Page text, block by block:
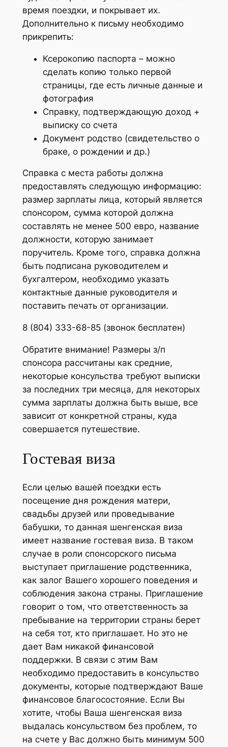
время поездки, и покрывает их.
Дополнительно к письму необходимо
прикрепить:
Ксерокопию паспорта – можно
сделать копию только первой
страницы, где есть личные данные и
фотография
Справку, подтверждающую доход +
выписку со счета
Документ родство (свидетельство о
браке, о рождении и др.)
Справка с места работы должна
предоставлять следующую информацию:
размер зарплаты лица, который является
спонсором, сумма которой должна
составлять не менее 500 евро, название
должности, которую занимает
поручитель. Кроме того, справка должна
быть подписана руководителем и
бухгалтером, необходимо указать
контактные данные руководителя и
поставить печать от организации.
8 (804) 333-68-85 (звонок бесплатен)
Обратите внимание! Размеры з/п
спонсора рассчитаны как средние,
некоторые консульства требуют выписки
за последних три месяца, для некоторых
сумма зарплаты должна быть выше, все
зависит от конкретной страны, куда
совершается путешествие.
Гостевая виза
Если целью вашей поездки есть
посещение дня рождения матери,
свадьбы друзей или проведывание
бабушки, то данная шенгенская виза
имеет название гостевая виза. В таком
случае в роли спонсорского письма
выступает приглашение родственника,
как залог Вашего хорошего поведения и
соблюдения закона страны. Приглашение
говорит о том, что ответственность за
пребывание на территории страны берет
на себя тот, кто приглашает. Но это не
дает Вам никакой финансовой
поддержки. В связи с этим Вам
необходимо предоставить в консульство
документы, которые подтверждают Ваше
финансовое благосостояние. Если Вы
хотите, чтобы Ваша шенгенская виза
выдалась консульством без проблем, то
на счете у Вас должно быть минимум 500